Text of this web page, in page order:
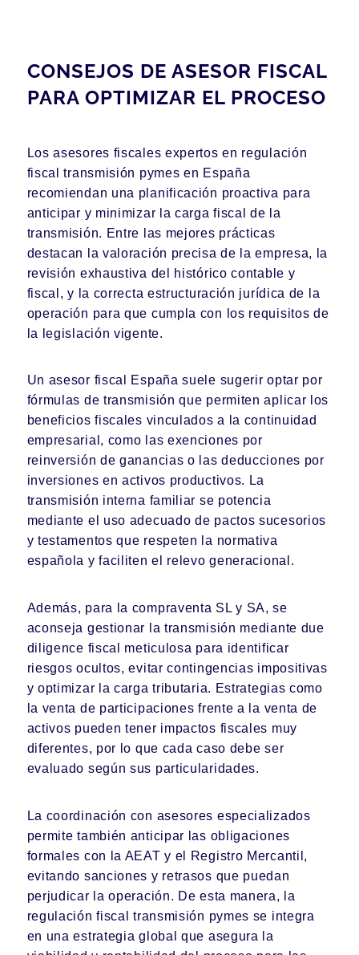
CONSEJOS DE ASESOR FISCAL
PARA OPTIMIZAR EL PROCESO
Los asesores fiscales expertos en regulación
fiscal transmisión pymes en España
recomiendan una planificación proactiva para
anticipar y minimizar la carga fiscal de la
transmisión. Entre las mejores prácticas
destacan la valoración precisa de la empresa, la
revisión exhaustiva del histórico contable y
fiscal, y la correcta estructuración jurídica de la
operación para que cumpla con los requisitos de
la legislación vigente.
Un asesor fiscal España suele sugerir optar por
fórmulas de transmisión que permiten aplicar los
beneficios fiscales vinculados a la continuidad
empresarial, como las exenciones por
reinversión de ganancias o las deducciones por
inversiones en activos productivos. La
transmisión interna familiar se potencia
mediante el uso adecuado de pactos sucesorios
y testamentos que respeten la normativa
española y faciliten el relevo generacional.
Además, para la compraventa SL y SA, se
aconseja gestionar la transmisión mediante due
diligence fiscal meticulosa para identificar
riesgos ocultos, evitar contingencias impositivas
y optimizar la carga tributaria. Estrategias como
la venta de participaciones frente a la venta de
activos pueden tener impactos fiscales muy
diferentes, por lo que cada caso debe ser
evaluado según sus particularidades.
La coordinación con asesores especializados
permite también anticipar las obligaciones
formales con la AEAT y el Registro Mercantil,
evitando sanciones y retrasos que puedan
perjudicar la operación. De esta manera, la
regulación fiscal transmisión pymes se integra
en una estrategia global que asegura la